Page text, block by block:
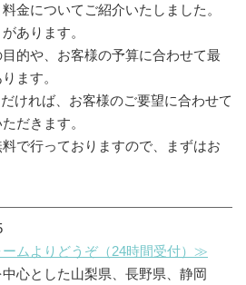
金についてご紹介いたしました。
あります。
的や、お客様の予算に合わせて最
ます。
ければ、お客様のご要望に合わせて
だきます。
で行っておりますので、まずはお
ームよりどうぞ（24時間受付）≫
中心とした山梨県、長野県、静岡